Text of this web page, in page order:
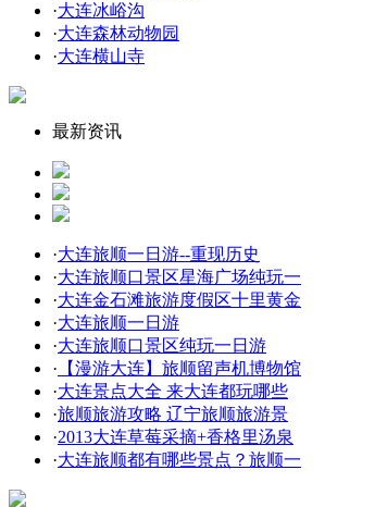
·大连冰峪沟
·大连森林动物园
·大连横山寺
最新资讯
·大连旅顺一日游--重现历史
·大连旅顺口景区星海广场纯玩一
·大连金石滩旅游度假区十里黄金
·大连旅顺一日游
·大连旅顺口景区纯玩一日游
· 【漫游大连】旅顺留声机博物馆
·大连景点大全 来大连都玩哪些
·旅顺旅游攻略 辽宁旅顺旅游景
·2013大连草莓采摘+香格里汤泉
·大连旅顺都有哪些景点？旅顺一